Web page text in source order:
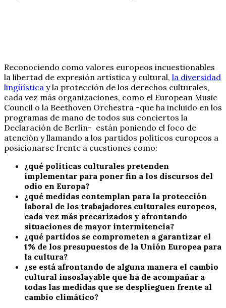
Reconociendo como valores europeos incuestionables
la libertad de expresión artística y cultural, la diversidad
lingüística y la protección de los derechos culturales,
cada vez más organizaciones, como el European Music
Council o la Beethoven Orchestra -que ha incluido en los
programas de mano de todos sus conciertos la
Declaración de Berlín- están poniendo el foco de
atención y llamando a los partidos políticos europeos a
posicionarse frente a cuestiones como:
¿qué políticas culturales pretenden
implementar para poner fin a los discursos del
odio en Europa?
¿qué medidas contemplan para la protección
laboral de los trabajadores culturales europeos,
cada vez más precarizados y afrontando
situaciones de mayor intermitencia?
¿qué partidos se comprometen a garantizar el
1% de los presupuestos de la Unión Europea para
la cultura?
¿se está afrontando de alguna manera el cambio
cultural insoslayable que ha de acompañar a
todas las medidas que se desplieguen frente al
cambio climático?